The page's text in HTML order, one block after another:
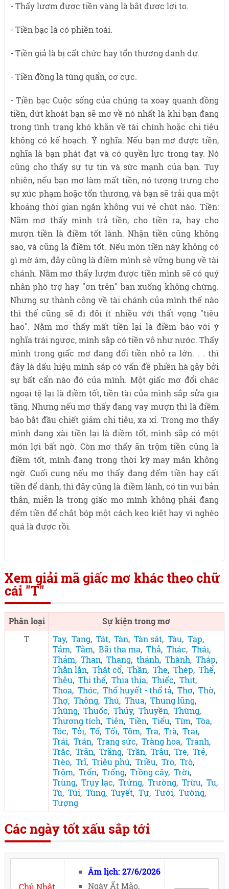
- Thấy lượm được tiền vàng là bắt được lợi to.
- Tiền bạc là có phiền toái.
- Tiền giả là bị cất chức hay tổn thương danh dự.
- Tiền đồng là túng quẩn, cơ cực.
- Tiền bạc Cuộc sống của chúng ta xoay quanh đồng
tiền, dứt khoát bạn sẽ mơ về nó nhất là khi bạn đang
trong tình trạng khó khăn về tài chính hoặc chi tiêu
không có kế hoạch. Ý nghĩa: Nếu bạn mơ được tiền,
nghĩa là bạn phát đạt và có quyền lực trong tay. Nó
cũng cho thấy sự tự tin và sức mạnh của bạn. Tuy
nhiên, nếu bạn mơ làm mất tiền, nó tượng trưng cho
sự xúc phạm hoặc tổn thương, và bạn sẽ trải qua một
khoảng thời gian ngắn không vui vẻ chút nào. Tiền:
Nằm mơ thấy mình trả tiền, cho tiền ra, hay cho
mượn tiền là điềm tốt lành. Nhận tiền cũng không
sao, và cũng là điềm tốt. Nếu món tiền này không có
gì mờ ám, đây cũng là điềm mình sẽ vững bụng về tài
chánh. Nằm mơ thấy lượm được tiền mình sẽ có quý
nhân phò trợ hay "ơn trên" ban xuống không chừng.
Nhưng sự thành công về tài chánh của mình thế nào
thì thế cũng sẽ đi đôi ít nhiều với thất vọng "tiêu
hao". Nằm mơ thấy mất tiền lại là điềm báo với ý
nghĩa trái ngược, mình sắp có tiền vô như nước. Thấy
mình trong giấc mơ đang đổi tiền nhỏ ra lớn. . . thì
đây là dấu hiệu mình sắp có vấn đề phiền hà gây bởi
sự bất cẩn nào đó của mình. Một giấc mơ đổi chác
ngoại tệ lại là điềm tốt, tiền tài của mình sắp sửa gia
tăng. Nhưng nếu mơ thấy đang vay mượn thì là điềm
báo bắt đầu chiết giảm chi tiêu, xa xỉ. Trong mơ thấy
mình đang xài tiền lại là điềm tốt, mình sắp có một
món lợi bất ngờ. Còn mơ thấy ăn trộm tiền cũng là
điềm tốt, mình đang trong thời kỳ may mắn không
ngờ. Cuối cung nếu mơ thấy đang đếm tiền hay cất
tiền để dành, thì đây cũng là điềm lành, có tin vui bản
thân, miễn là trong giấc mơ mình không phải đang
đếm tiền để chắt bóp một cách keo kiệt hay vì nghèo
quá là được rồi.
Xem giải mã giấc mơ khác theo chữ
cái "T"
Phân loại
Sự kiện trong mơ
T
Tay, Tang, Tát, Tàn, Tàn sát, Tàu, Tạp,
Tắm, Tằm, Bãi tha ma, Thả, Thác, Thái,
Thảm, Than, Thang, thánh, Thành, Tháp,
Thằn lằn, Thắt cổ, Thần, The, Thép, Thể,
Thêu, Thi thể, Thia thia, Thiếc, Thịt,
Thoa, Thóc, Thổ huyết - thổ tả, Thơ, Thờ,
Thợ, Thông, Thú, Thua, Thung lũng,
Thùng, Thuốc, Thủy, Thuyền, Thừng,
Thương tích, Tiên, Tiền, Tiểu, Tím, Tòa,
Tóc, Tỏi, Tổ, Tối, Tôm, Tra, Trà, Trai,
Trái, Trán, Trang sức, Tràng hoa, Tranh,
Trắc, Trăn, Trăng, Trần, Trâu, Tre, Trẻ,
Trèo, Trĩ, Triệu phú, Triều, Tro, Trò,
Trộm, Trốn, Trống, Trồng cây, Trời,
Trùng, Trụy lạc, Trứng, Trường, Trừu, Tu,
Tù, Túi, Tùng, Tuyết, Tự, Tưới, Tường,
Tượng
Các ngày tốt xấu sắp tới
Chủ Nhật
Âm lịch: 27/6/2026
Ngày Ất Mão,